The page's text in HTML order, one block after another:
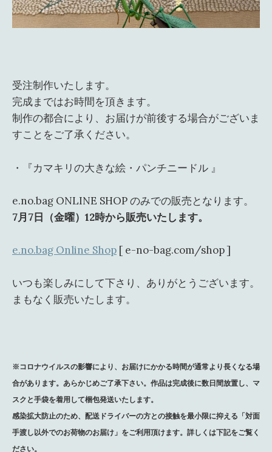
受注制作いたします。
完成まではお時間を頂きます。
制作の都合により、お届けが前後する場合がございま
すことをご了承ください。
・『カマキリの大きな絵・パンチニードル 』
e.no.bag ONLINE SHOP のみでの販売となります。
7月7日（金曜）12時から販売いたします。
e.no.bag Online Shop [ e-no-bag.com/shop ]
いつも楽しみにして下さり、ありがとうございます。
まもなく販売いたします。
※ コロナウイルスの影響により、 お届けにかかる時間が通常より長くなる場
合があります。 あらかじめご了承下さい。 作品は完成後に数日間放置し、マ
スクと手袋を着用して梱包発送いたします。
感染拡大防止のため、配送ドライバーの方との接触を最小限に抑える「対面
手渡し以外でのお荷物のお届け」をご利用頂けます。詳しくは下記をご覧く
ださい。